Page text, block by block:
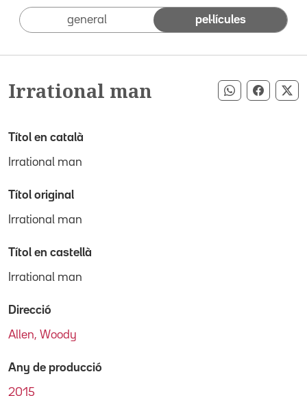
general pel·lícules
Irrational man Compartir
Títol en català
Irrational man
Títol original
Irrational man
Títol en castellà
Irrational man
Direcció
Allen, Woody
Any de producció
2015